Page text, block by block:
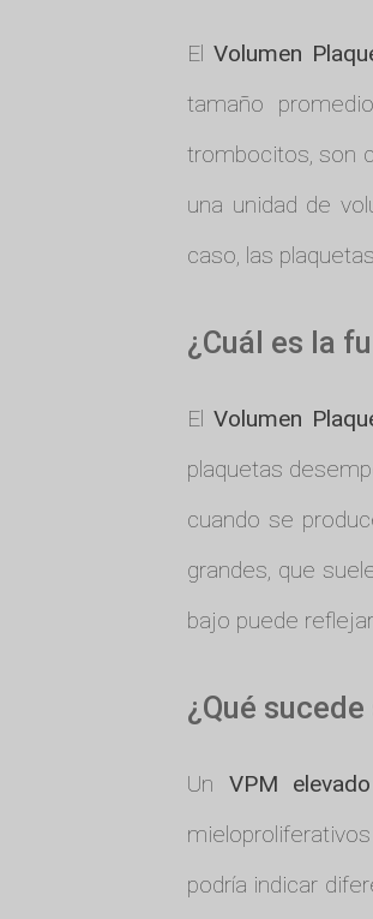
El Volumen
tamaño
trombocitos, son
una unidad de
caso, las
¿Cuál es la
El Volumen
plaquetas
cuando se
grandes, que
bajo puede
¿Qué
Un VPM elevado
podría indicar